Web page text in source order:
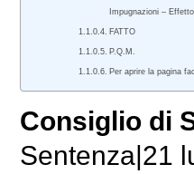
Impugnazioni –
FATTO
P.Q.M.
Per aprire la pagina
Consiglio di
Sentenza|21